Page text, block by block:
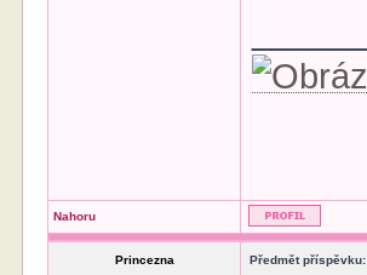
Nahoru
Princezna Předmět příspěvku: